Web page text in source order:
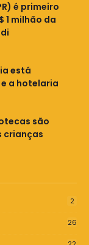
é primeiro
1 milhão da
está
a hotelaria
são
crianças
2
26